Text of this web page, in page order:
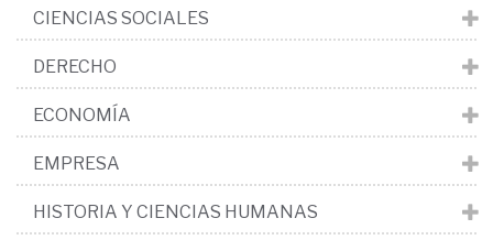
CIENCIAS SOCIALES
DERECHO
ECONOMÍA
EMPRESA
HISTORIA Y CIENCIAS HUMANAS